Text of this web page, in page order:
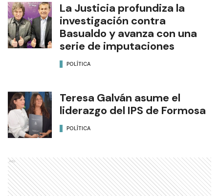
La Justicia profundiza la
investigación contra
Basualdo y avanza con una
serie de imputaciones
POLÍTICA
Teresa Galván asume el
liderazgo del IPS de Formosa
POLÍTICA
Ads